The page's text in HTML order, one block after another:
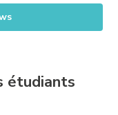
étudiants